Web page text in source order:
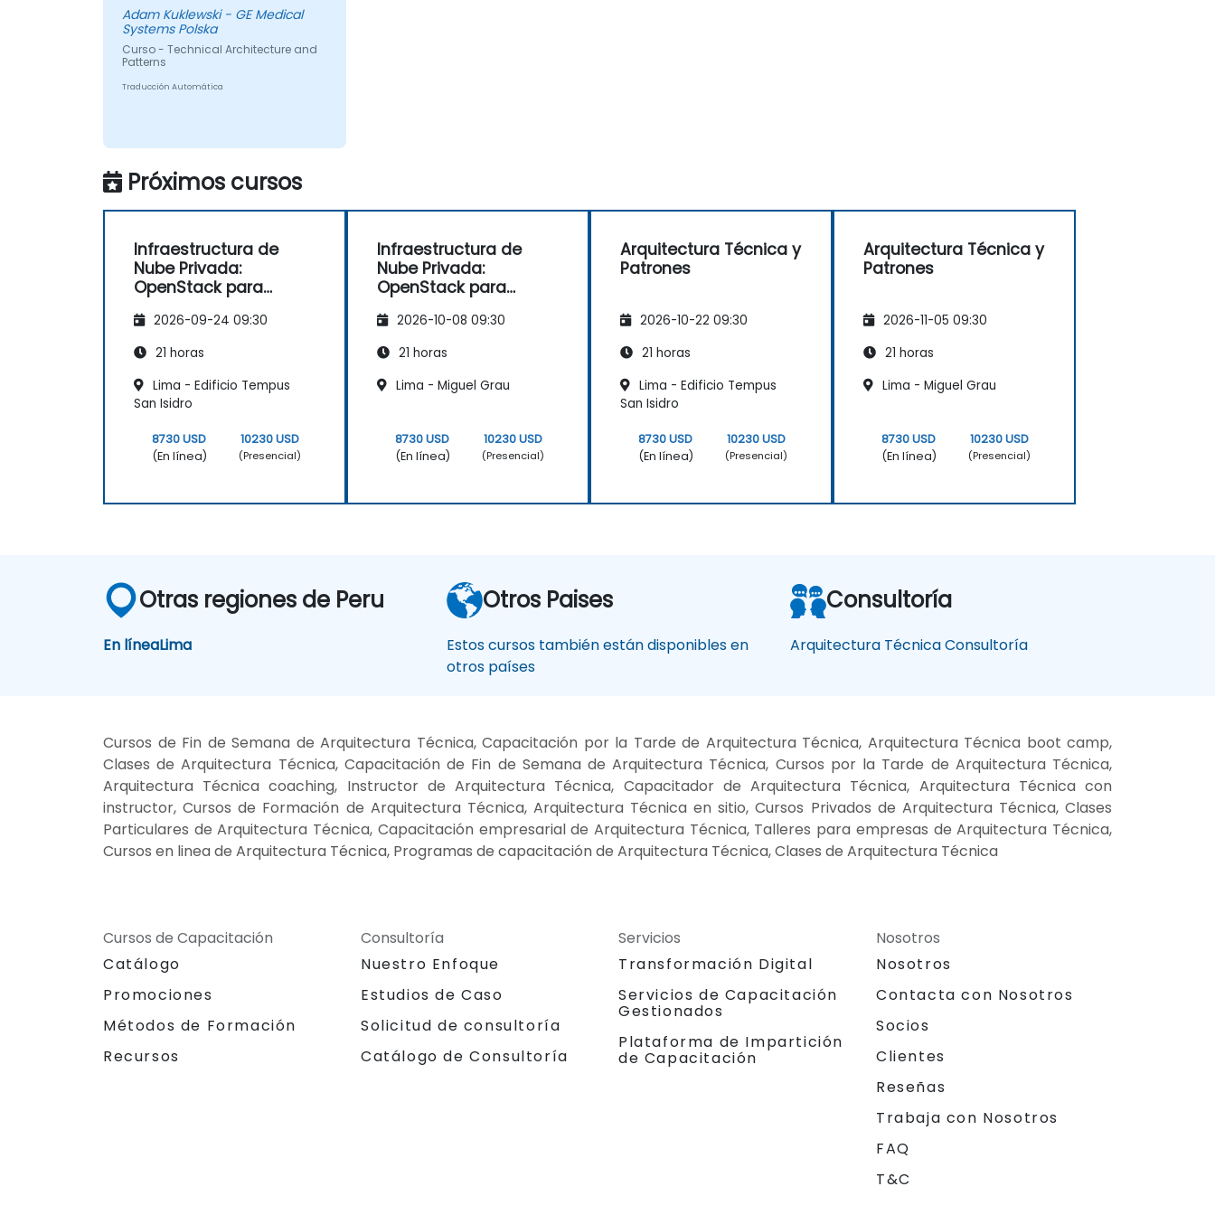
Adam Kuklewski - GE Medical
Systems Polska
Curso - Technical Architecture and
Patterns
Traducción Automática
Próximos cursos
Infraestructura de
Nube Privada:
OpenStack para
2026-09-24 09:30
21 horas
Lima - Edificio Tempus
San Isidro
8730 USD
(En línea)
10230 USD
(Presencial)
Infraestructura de
Nube Privada:
OpenStack para
2026-10-08 09:30
21 horas
Lima - Miguel Grau
8730 USD
(En línea)
10230 USD
(Presencial)
Arquitectura Técnica y
Patrones
2026-10-22 09:30
21 horas
Lima - Edificio Tempus
San Isidro
8730 USD
(En línea)
10230 USD
(Presencial)
Arquitectura Técnica y
Patrones
2026-11-05 09:30
21 horas
Lima - Miguel Grau
8730 USD
(En línea)
10230 USD
(Presencial)
Otras regiones de Peru
En líneaLima
Otros Paises
Estos cursos también están disponibles en
otros países
Consultoría
Arquitectura Técnica Consultoría
Cursos de Fin de Semana de Arquitectura Técnica, Capacitación por la Tarde de Arquitectura Técnica, Arquitectura Técnica boot camp,
Clases de Arquitectura Técnica, Capacitación de Fin de Semana de Arquitectura Técnica, Cursos por la Tarde de Arquitectura Técnica,
Arquitectura Técnica coaching, Instructor de Arquitectura Técnica, Capacitador de Arquitectura Técnica, Arquitectura Técnica con
instructor, Cursos de Formación de Arquitectura Técnica, Arquitectura Técnica en sitio, Cursos Privados de Arquitectura Técnica, Clases
Particulares de Arquitectura Técnica, Capacitación empresarial de Arquitectura Técnica, Talleres para empresas de Arquitectura Técnica,
Cursos en linea de Arquitectura Técnica, Programas de capacitación de Arquitectura Técnica, Clases de Arquitectura Técnica
Cursos de Capacitación
Catálogo
Promociones
Métodos de Formación
Recursos
Consultoría
Nuestro Enfoque
Estudios de Caso
Solicitud de consultoría
Catálogo de Consultoría
Servicios
Transformación Digital
Servicios de Capacitación
Gestionados
Plataforma de Impartición
de Capacitación
Nosotros
Nosotros
Contacta con Nosotros
Socios
Clientes
Reseñas
Trabaja con Nosotros
FAQ
T&C